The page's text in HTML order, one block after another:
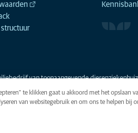
van toonaangevende
te klikken gaat u akkoord met het opslaan
van websitegebruik en om ons te helpen bij